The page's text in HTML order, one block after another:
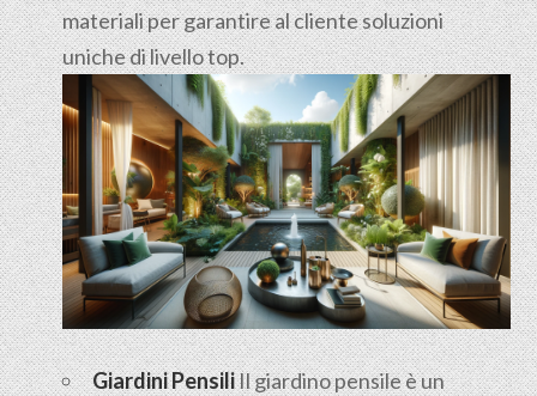
materiali per garantire al cliente soluzioni
uniche di livello top.
Giardini PensiliIlgiardino pensileè un